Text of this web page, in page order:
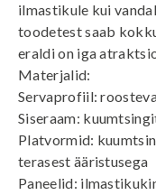
ilmastikule kui
toodetest saab
eraldi on iga
Materjalid:
Servaprofiil:
Siseraam:
Platvormid:
terasest ääristusega
Paneelid: